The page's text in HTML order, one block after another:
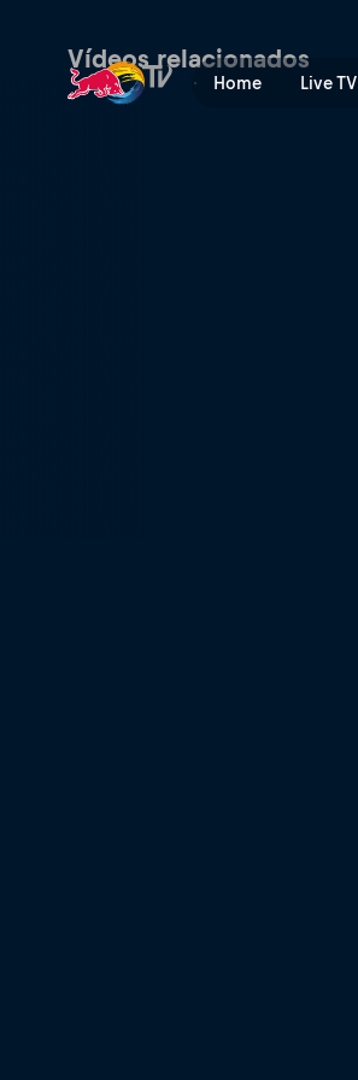
Home Live TV
Vídeos relacionados